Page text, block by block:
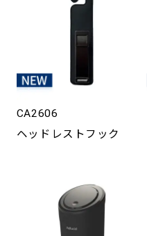
CA2606
ヘッドレストフック